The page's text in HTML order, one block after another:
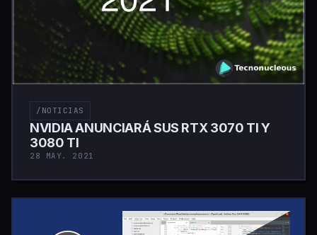
/NOTICIAS
NVIDIA ANUNCIARÁ SUS RTX 3070 TI Y
3080 TI
28 MAY. 2021